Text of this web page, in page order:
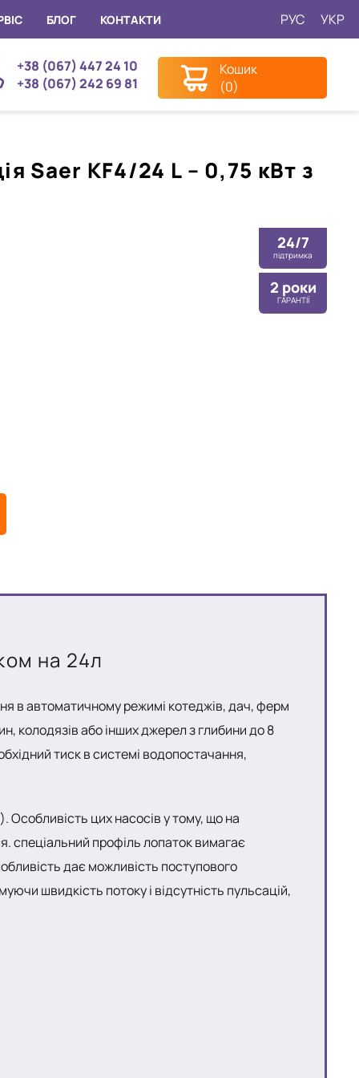
БЛОГ КОНТАКТИ РУС УКР
+38 (067) 447 24 10
+38 (067) 242 69 81
Кошик
(0)
Saer KF4/24 L – 0,75 кВт з
24/7
підтримка
2 роки
ГАРАНТІЇ
на 24л
в автоматичному режимі котеджів, дач, ферм
колодязів або інших джерел з глибини до 8
тиск в системі водопостачання,
цих насосів у тому, що на
спеціальний профіль лопаток вимагає
дає можливість поступового
швидкість потоку і відсутність пульсацій,